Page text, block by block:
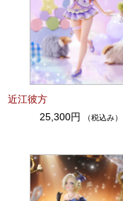
近江彼方
25,300円
（税込み）